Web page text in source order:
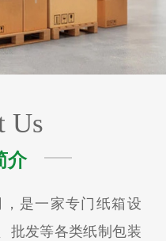
Us
介
是一家专门纸箱设
批发等各类纸制包装